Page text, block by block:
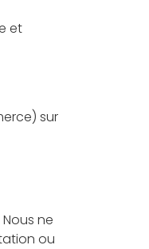
et
sur
ne
ou